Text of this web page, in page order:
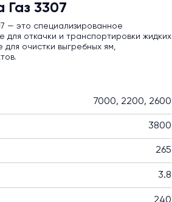
Газ 3307
— это специализированное
откачки и транспортировки жидких
очистки выгребных ям,
7000, 2200, 2600
3800
265
3.8
240